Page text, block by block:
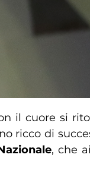
il cuore si
ricco di
, che